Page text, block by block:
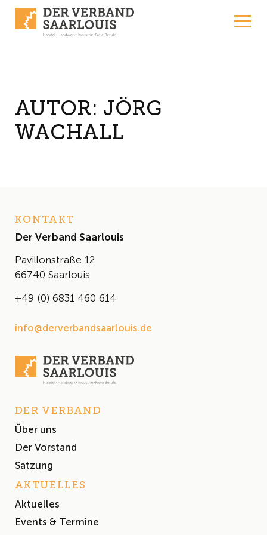
AUTOR: JÖRG
WACHALL
KONTAKT
Der Verband Saarlouis
Pavillonstraße 12
66740 Saarlouis
+49 (0) 6831 460 614
info@derverbandsaarlouis.de
DER VERBAND
Über uns
Der Vorstand
Satzung
AKTUELLES
Aktuelles
Events & Termine